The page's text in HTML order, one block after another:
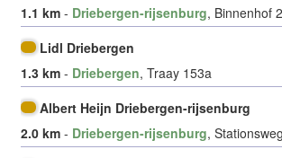
1.1 km - Driebergen-rijsenburg, Binnenhof
Lidl Driebergen
1.3 km - Driebergen, Traay 153a
Albert Heijn Driebergen-rijsenburg
2.0 km - Driebergen-rijsenburg,